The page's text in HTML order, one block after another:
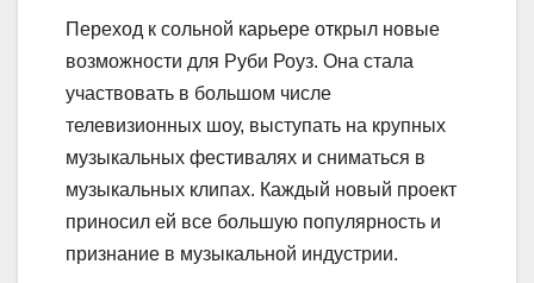
Переход к сольной карьере открыл новые
возможности для Руби Роуз. Она стала
участвовать в большом числе
телевизионных шоу, выступать на крупных
музыкальных фестивалях и сниматься в
музыкальных клипах. Каждый новый проект
приносил ей все большую популярность и
признание в музыкальной индустрии.